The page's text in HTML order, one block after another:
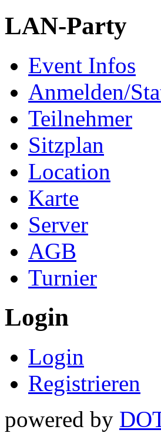
LAN-Party
Event Infos
Anmelden/
Teilnehmer
Sitzplan
Location
Karte
Server
AGB
Turnier
Login
Login
Registrieren
powered by